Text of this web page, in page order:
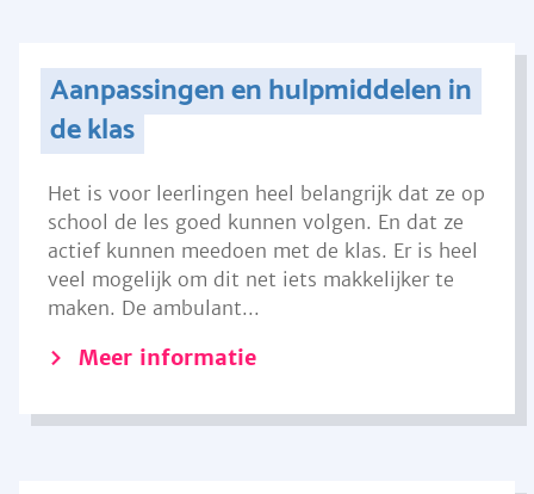
Aanpassingen en hulpmiddelen in
de klas
Het is voor leerlingen heel belangrijk dat ze op
school de les goed kunnen volgen. En dat ze
actief kunnen meedoen met de klas. Er is heel
veel mogelijk om dit net iets makkelijker te
maken. De ambulant...
Meer informatie